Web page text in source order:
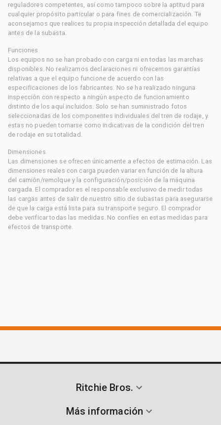
reguladores competentes, así como tampoco sobre la aptitud para
cualquier propósito particular o para fines de comercialización. Te
aconsejamos que realices tu propia inspección detallada del equipo
antes de la subasta.
Funciones
Los equipos no se han probado con carga ni en todas las marchas
disponibles. No realizamos declaraciones ni ofrecemos garantías
relativas a que el equipo funcione de acuerdo con las
especificaciones de los fabricantes. No se ha realizado ninguna
inspección con respecto a ningún aspecto de funcionamiento
distinto de los aquí incluidos. Solo se han suministrado fotos
seleccionadas de los componentes individuales del tren de rodaje, y
estas no pueden tomarse como indicativas de la condición del tren
de rodaje en su totalidad.
Dimensiones
Las dimensiones se ofrecen únicamente a efectos de estimación. Las
dimensiones reales con carga pueden variar en función de la altura
del camión/remolque y la configuración/posición de la máquina
cargada. El comprador es el responsable exclusivo de medir todas
las cargas antes de salir de nuestro sitio de subastas para asegurarse
de que la carga está lista para su transporte seguro. El comprador
debe verificar todas las medidas. No confíes en estas medidas para
efectos de transporte.
Ritchie Bros.
Más información